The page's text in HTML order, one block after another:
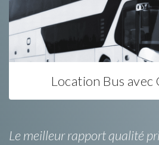
Location Bus
Le meilleur rapport qualité